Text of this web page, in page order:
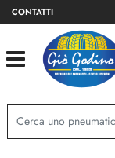
CONTATTI
Open